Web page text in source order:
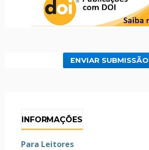
ENVIAR SUBMISSÃO
INFORMAÇÕES
Para Leitores